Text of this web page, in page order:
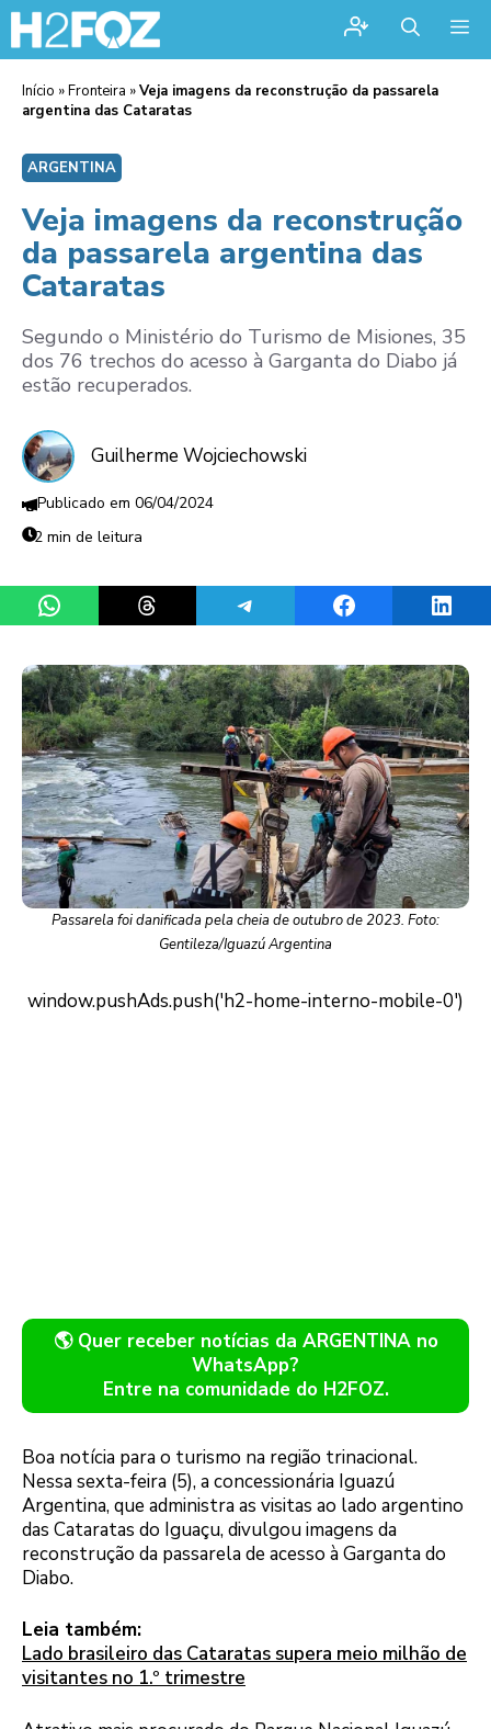
Início »Fronteira »Veja imagens da reconstrução da passarela
argentina das Cataratas
ARGENTINA
Veja imagens da reconstrução
da passarela argentina das
Cataratas
Segundo o Ministério do Turismo de Misiones, 35
dos 76 trechos do acesso à Garganta do Diabo já
estão recuperados.
Guilherme Wojciechowski
06/04/2024
2 min de leitura
Share on WhatsAppShare on ThreadsShare on TelegramShare on Facebook
Passarela foi danificada pela cheia de outubro de 2023. Foto:
Gentileza/Iguazú Argentina
🌎 Quer receber notícias da ARGENTINA no
WhatsApp?
Entre na comunidade do H2FOZ.
Boa notícia para o turismo na região trinacional.
Nessa sexta-feira (5), a concessionária Iguazú
Argentina, que administra as visitas ao lado argentino
das Cataratas do Iguaçu, divulgou imagens da
reconstrução da passarela de acesso à Garganta do
Diabo.
Leia também:
Lado brasileiro das Cataratas supera meio milhão de
visitantes no 1.º trimestre